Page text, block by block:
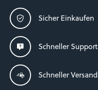
Sicher Einkaufen
Schneller Support
Schneller Versand